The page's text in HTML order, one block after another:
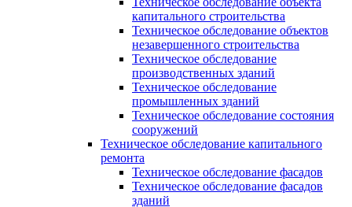
капитального строительства
Техническое обследование объектов
незавершенного строительства
Техническое обследование
производственных зданий
Техническое обследование
промышленных зданий
Техническое обследование состояния
сооружений
Техническое обследование капитального
ремонта
Техническое обследование фасадов
Техническое обследование фасадов
зданий